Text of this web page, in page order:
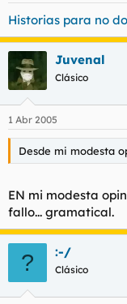
Historias para no
Juvenal
Clásico
1 Abr 2005
Desde mi modesta
EN mi modesta
fallo... gramatical.
? :-/
Clásico